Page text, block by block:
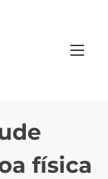
física